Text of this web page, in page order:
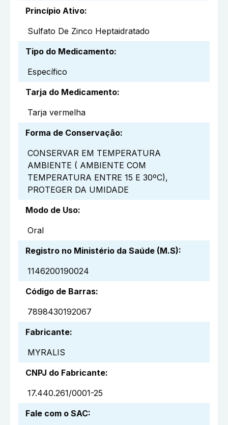
Princípio Ativo:
Sulfato De Zinco Heptaidratado
Tipo do Medicamento:
Específico
Tarja do Medicamento:
Tarja vermelha
Forma de Conservação:
CONSERVAR EM TEMPERATURA
AMBIENTE ( AMBIENTE COM
TEMPERATURA ENTRE 15 E 30ºC),
PROTEGER DA UMIDADE
Modo de Uso:
Oral
Registro no Ministério da Saúde (M.S):
1146200190024
Código de Barras:
7898430192067
Fabricante:
MYRALIS
CNPJ do Fabricante:
17.440.261/0001-25
Fale com o SAC: